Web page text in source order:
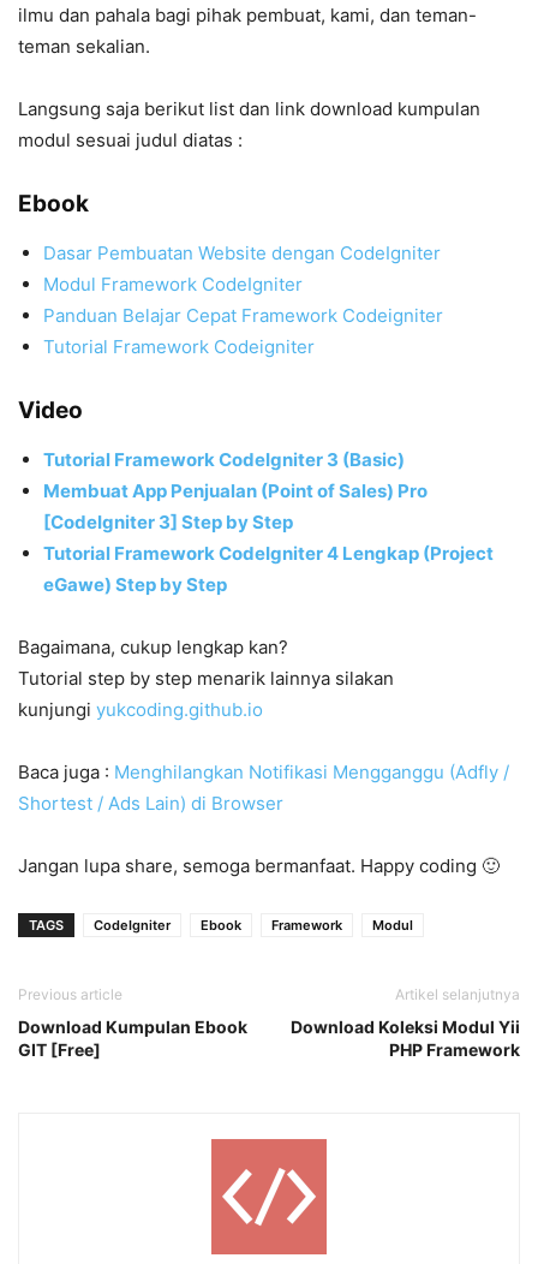
ilmu dan pahala bagi pihak pembuat, kami, dan teman-
teman sekalian.
Langsung saja berikut list dan link download kumpulan
modul sesuai judul diatas :
Ebook
Dasar Pembuatan Website dengan CodeIgniter
Modul Framework CodeIgniter
Panduan Belajar Cepat Framework Codeigniter
Tutorial Framework Codeigniter
Video
Tutorial Framework CodeIgniter 3 (Basic)
Membuat App Penjualan (Point of Sales) Pro
[CodeIgniter 3] Step by Step
Tutorial Framework CodeIgniter 4 Lengkap (Project
eGawe) Step by Step
Bagaimana, cukup lengkap kan?
Tutorial step by step menarik lainnya silakan
kunjungi yukcoding.github.io
Baca juga : Menghilangkan Notifikasi Mengganggu (Adfly /
Shortest / Ads Lain) di Browser
Jangan lupa share, semoga bermanfaat. Happy coding 🙂
TAGS CodeIgniter Ebook Framework Modul
Previous article
Download Kumpulan Ebook
GIT [Free]
Artikel selanjutnya
Download Koleksi Modul Yii
PHP Framework